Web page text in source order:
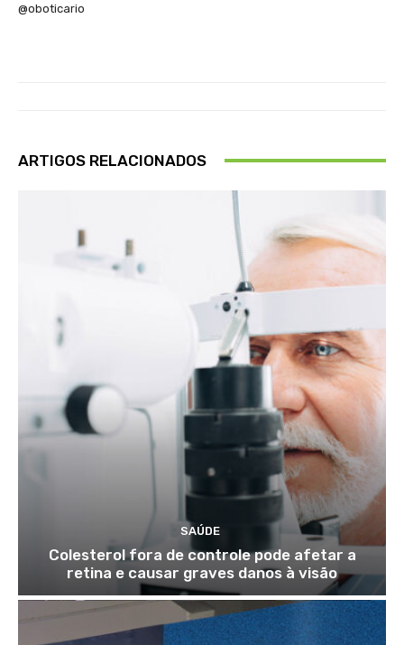
@oboticario
ARTIGOS RELACIONADOS
SAÚDE
Colesterol fora de controle pode afetar a
retina e causar graves danos à visão